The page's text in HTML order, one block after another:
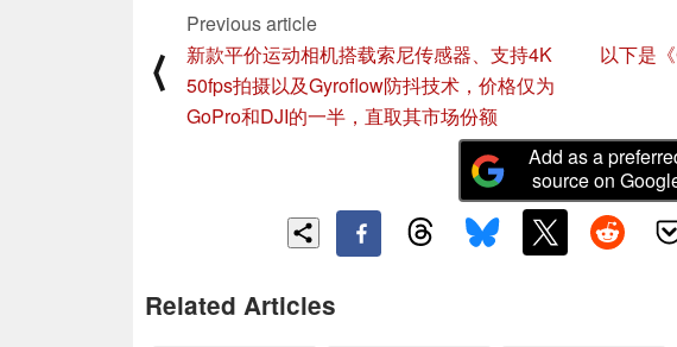
⟨
Previous article
新款平价运动相机搭载索尼传感器、支持4K
50fps拍摄以及Gyroflow防抖技术，价格仅为
GoPro和DJI的一半，直取其市场份额
以下是
Add as a
source on
Related Articles